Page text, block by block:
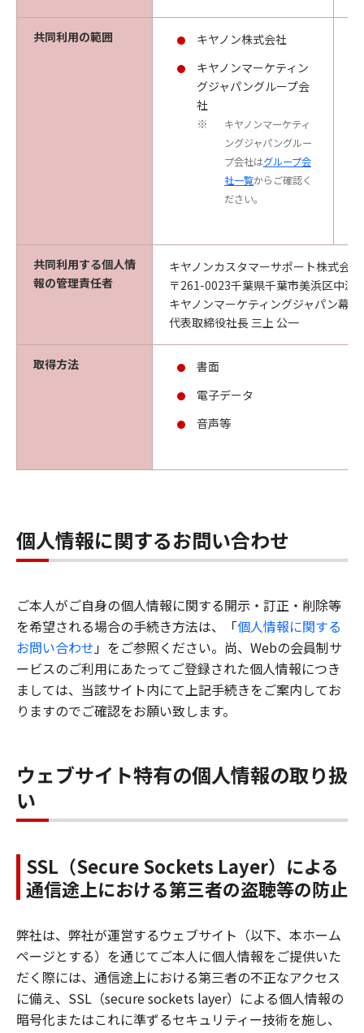
共同利用の範囲
キヤノン株式会社
キヤノンマーケティン
グジャパングループ会
社
※
キヤノンマーケティ
ングジャパングルー
プ会社はグループ会
社一覧からご確認く
ださい。
共同利用する個人情
報の管理責任者
キヤノンカスタマーサポート株式会社
〒261-0023千葉県千葉市美浜区中瀬
キヤノンマーケティングジャパン幕
代表取締役社長 三上 公一
取得方法
書面
電子データ
音声等
個人情報に関するお問い合わせ
ご本人がご自身の個人情報に関する開示・訂正・削除等
を希望される場合の手続き方法は、「個人情報に関する
お問い合わせ」をご参照ください。尚、Webの会員制サ
ービスのご利用にあたってご登録された個人情報につき
ましては、当該サイト内にて上記手続きをご案内してお
りますのでご確認をお願い致します。
ウェブサイト特有の個人情報の取り扱
い
SSL（Secure Sockets Layer）による
通信途上における第三者の盗聴等の防止
弊社は、弊社が運営するウェブサイト（以下、本ホーム
ページとする）を通じてご本人に個人情報をご提供いた
だく際には、通信途上における第三者の不正なアクセス
に備え、SSL（secure sockets layer）による個人情報の
暗号化またはこれに準ずるセキュリティー技術を施し、